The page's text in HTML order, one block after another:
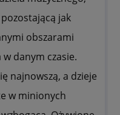
jak
obszarami
danym czasie.
najnowszą, a dzieje
w minionych